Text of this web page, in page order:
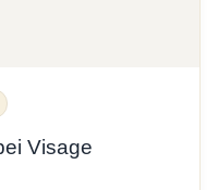
Visage